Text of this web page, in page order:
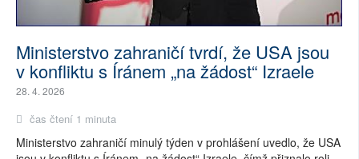
Ministerstvo zahraničí tvrdí, že USA jsou
v konfliktu s Íránem „na žádost“ Izraele
28. 4. 2026
čas čtení 1 minuta
Ministerstvo zahraničí minulý týden v prohlášení uvedlo, že USA